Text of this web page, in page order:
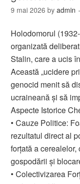
9 mai 2026 byadmin
Holodomorul
organizată
Stalin, care a ucis
Această „ucidere
genocid menit să
ucraineană și să
Aspecte Istorice
• Cauze Politice:
rezultatul direct al
forțată a
gospodării și
• Colectivizarea